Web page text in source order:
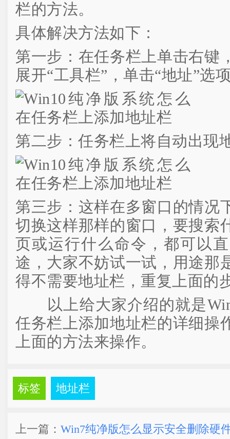
栏的方法。
具体解决方法如下：
第一步：在任务栏上单击右键
展开“工具栏”，单击“地址”选
第二步：任务栏上将自动出现
第三步：这样在多窗口的情况
切换这样那样的窗口，要搜索
页或运行什么命令，都可以
途，大家不妨试一试，用途那
得不需要地址栏，重复上面的
以上给大家介绍的就是
任务栏上添加地址栏的详细操
上面的方法来操作。
标签 地址栏
上一篇： Win7纯净版怎么显示安全删除硬